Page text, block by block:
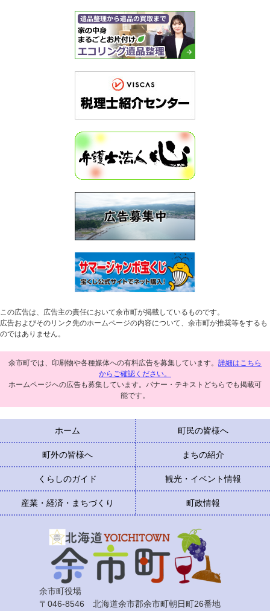
この広告は、広告主の責任において余市町が掲載しているものです。
広告およびそのリンク先のホームページの内容について、余市町が推奨等をするも
のではありません。
余市町では、印刷物や各種媒体への有料広告を募集しています。 詳細はこちら
からご確認ください。
ホームページへの広告も募集しています。バナー・テキストどちらでも掲載可
能です。
ホーム 町民の皆様へ
町外の皆様へ まちの紹介
くらしのガイド 観光・イベント情報
産業・経済・まちづくり 町政情報
余市町役場
〒046-8546 北海道余市郡余市町朝日町26番地